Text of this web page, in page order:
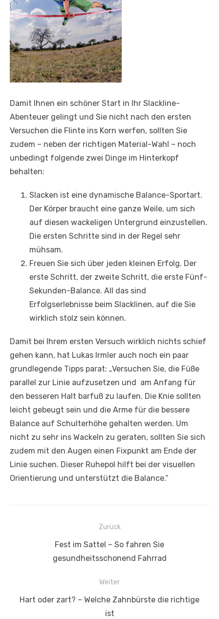
Damit Ihnen ein schöner Start in Ihr Slackline-
Abenteuer gelingt und Sie nicht nach den ersten
Versuchen die Flinte ins Korn werfen, sollten Sie
zudem – neben der richtigen Material-Wahl – noch
unbedingt folgende zwei Dinge im Hinterkopf
behalten:
Slacken ist eine dynamische Balance-Sportart.
Der Körper braucht eine ganze Weile, um sich
auf diesen wackeligen Untergrund einzustellen.
Die ersten Schritte sind in der Regel sehr
mühsam.
Freuen Sie sich über jeden kleinen Erfolg. Der
erste Schritt, der zweite Schritt, die erste Fünf-
Sekunden-Balance. All das sind
Erfolgserlebnisse beim Slacklinen, auf die Sie
wirklich stolz sein können.
Damit bei Ihrem ersten Versuch wirklich nichts schief
gehen kann, hat Lukas Irmler auch noch ein paar
grundlegende Tipps parat: „Versuchen Sie, die Füße
parallel zur Linie aufzusetzen und am Anfang für
den besseren Halt barfuß zu laufen. Die Knie sollten
leicht gebeugt sein und die Arme für die bessere
Balance auf Schulterhöhe gehalten werden. Um
nicht zu sehr ins Wackeln zu geraten, sollten Sie sich
zudem mit den Augen einen Fixpunkt am Ende der
Linie suchen. Dieser Ruhepol hilft bei der visuellen
Orientierung und unterstützt die Balance.“
Navigation
Zurück
Fest im Sattel – So fahren Sie
gesundheitsschonend Fahrrad
Weiter
Nächster
Hart oder zart? – Welche Zahnbürste die richtige
ist